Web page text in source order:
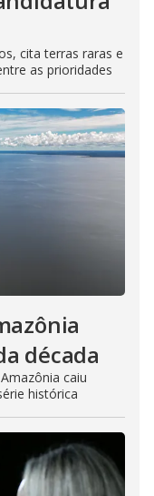
cita terras raras e
as prioridades
década
caiu
histórica